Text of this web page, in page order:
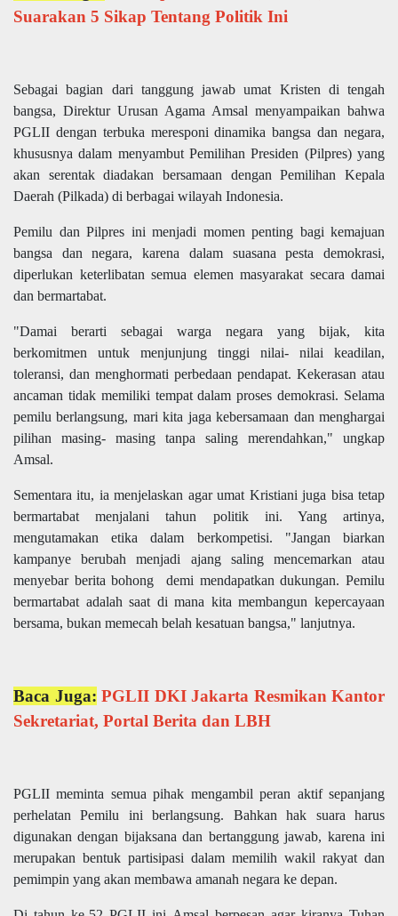
Suarakan 5 Sikap Tentang Politik Ini
Sebagai bagian dari tanggung jawab umat Kristen di tengah
bangsa, Direktur Urusan Agama Amsal menyampaikan bahwa
PGLII dengan terbuka meresponi dinamika bangsa dan negara,
khususnya dalam menyambut Pemilihan Presiden (Pilpres) yang
akan serentak diadakan bersamaan dengan Pemilihan Kepala
Daerah (Pilkada) di berbagai wilayah Indonesia.
Pemilu dan Pilpres ini menjadi momen penting bagi kemajuan
bangsa dan negara, karena dalam suasana pesta demokrasi,
diperlukan keterlibatan semua elemen masyarakat secara damai
dan bermartabat.
"Damai berarti sebagai warga negara yang bijak, kita
berkomitmen untuk menjunjung tinggi nilai- nilai keadilan,
toleransi, dan menghormati perbedaan pendapat. Kekerasan atau
ancaman tidak memiliki tempat dalam proses demokrasi. Selama
pemilu berlangsung, mari kita jaga kebersamaan dan menghargai
pilihan masing- masing tanpa saling merendahkan," ungkap
Amsal.
Sementara itu, ia menjelaskan agar umat Kristiani juga bisa tetap
bermartabat menjalani tahun politik ini. Yang artinya,
mengutamakan etika dalam berkompetisi. "Jangan biarkan
kampanye berubah menjadi ajang saling mencemarkan atau
menyebar berita bohong demi mendapatkan dukungan. Pemilu
bermartabat adalah saat di mana kita membangun kepercayaan
bersama, bukan memecah belah kesatuan bangsa," lanjutnya.
Baca Juga: PGLII DKI Jakarta Resmikan Kantor
Sekretariat, Portal Berita dan LBH
PGLII meminta semua pihak mengambil peran aktif sepanjang
perhelatan Pemilu ini berlangsung. Bahkan hak suara harus
digunakan dengan bijaksana dan bertanggung jawab, karena ini
merupakan bentuk partisipasi dalam memilih wakil rakyat dan
pemimpin yang akan membawa amanah negara ke depan.